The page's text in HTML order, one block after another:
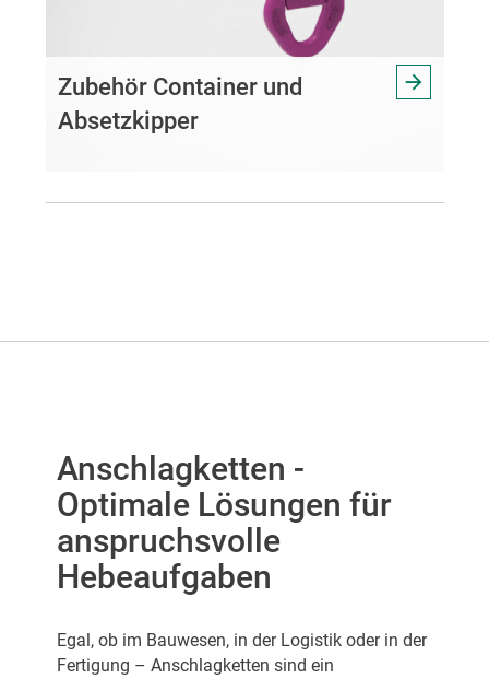
Zubehör Container und
Absetzkipper
Anschlagketten -
Optimale Lösungen für
anspruchsvolle
Hebeaufgaben
Egal, ob im Bauwesen, in der Logistik oder in der
Fertigung – Anschlagketten sind ein